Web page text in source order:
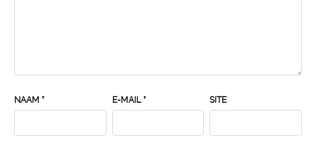
NAAM * E-MAIL* SITE